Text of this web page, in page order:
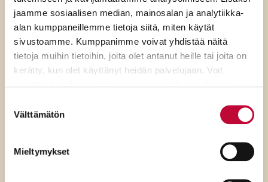
jaamme sosiaalisen median, mainosalan ja analytiikka-
alan kumppaneillemme tietoja siitä, miten käytät
sivustoamme. Kumppanimme voivat yhdistää näitä
tietoja muihin tietoihin, joita olet antanut heille tai joita on
kerätty, kun olet käyttänyt heidän palvelujaan. Voit
valinta
Välttämätön
Mieltymykset